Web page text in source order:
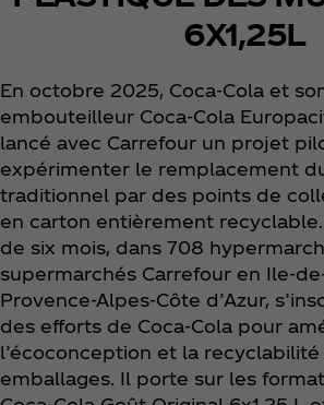
6X1,25L
En octobre 2025, Coca‑Cola et
embouteilleur Coca‑Cola
lancé avec Carrefour un projet
expérimenter le remplacement
traditionnel par des points de
en carton entièrement
de six mois, dans 708
supermarchés Carrefour en Ile-
Provence-Alpes-Côte d’Azur,
des efforts de Coca‑Cola pour
l’écoconception et la recyclabilité
emballages. Il porte sur les